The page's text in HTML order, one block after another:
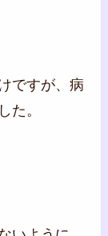
ですが、病
た。